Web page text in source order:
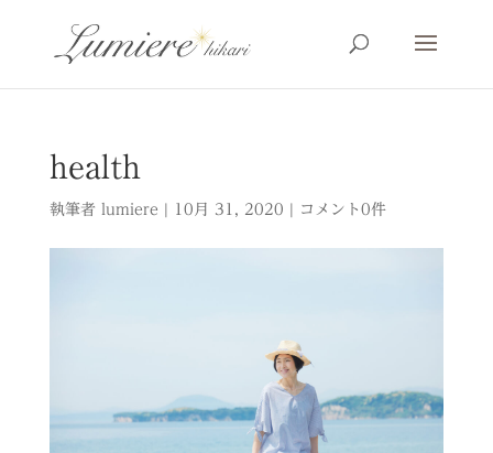
health
執筆者 lumiere 10月 31, 2020 コメント0件